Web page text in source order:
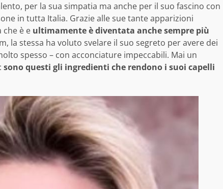
per la sua simpatia ma anche per il suo fascino con
in tutta Italia. Grazie alle sue tante apparizioni
è e ultimamente è diventata anche sempre più
la stessa ha voluto svelare il suo segreto per avere dei
spesso – con acconciature impeccabili. Mai un
sono questi gli ingredienti che rendono i suoi capelli